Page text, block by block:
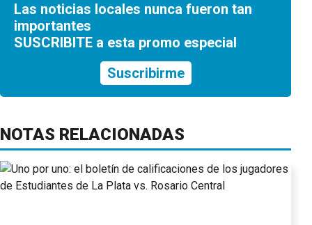
Las noticias locales nunca fueron tan
importantes
SUSCRIBITE a esta promo especial
Suscribirme
NOTAS RELACIONADAS